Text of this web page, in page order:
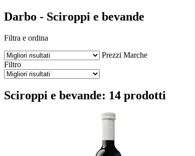
Darbo - Sciroppi e bevande
Filtra e ordina
Prezzi Marche
Filtro
Sciroppi e bevande: 14 prodotti